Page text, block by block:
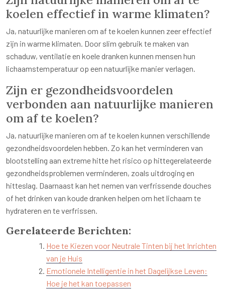
koelen effectief in warme klimaten?
Ja, natuurlijke manieren om af te koelen kunnen zeer effectief
zijn in warme klimaten. Door slim gebruik te maken van
schaduw, ventilatie en koele dranken kunnen mensen hun
lichaamstemperatuur op een natuurlijke manier verlagen.
Zijn er gezondheidsvoordelen
verbonden aan natuurlijke manieren
om af te koelen?
Ja, natuurlijke manieren om af te koelen kunnen verschillende
gezondheidsvoordelen hebben. Zo kan het verminderen van
blootstelling aan extreme hitte het risico op hittegerelateerde
gezondheidsproblemen verminderen, zoals uitdroging en
hitteslag. Daarnaast kan het nemen van verfrissende douches
of het drinken van koude dranken helpen om het lichaam te
hydrateren en te verfrissen.
Gerelateerde Berichten:
Hoe te Kiezen voor Neutrale Tinten bij het Inrichten
van je Huis
Emotionele Intelligentie in het Dagelijkse Leven:
Hoe je het kan toepassen